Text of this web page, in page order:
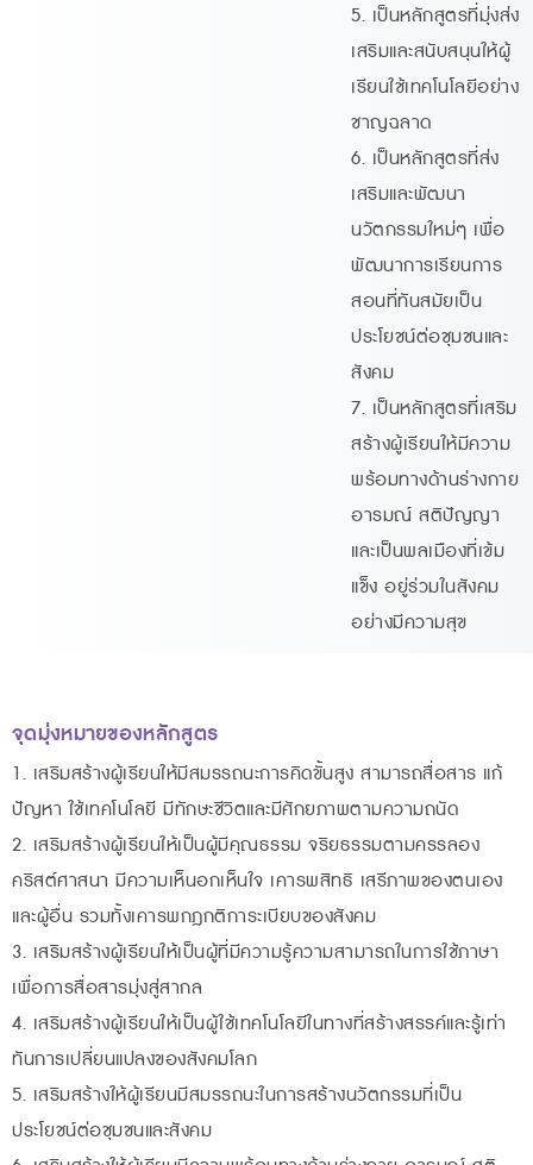
5. เป็นหลักสูตรที่มุ่งส่ง
เสริมและสนับสนุนให้ผู้
เรียนใช้เทคโนโลยีอย่าง
ชาญฉลาด
6. เป็นหลักสูตรที่ส่ง
เสริมและพัฒนา
นวัตกรรมใหม่ๆ เพื่อ
พัฒนาการเรียนการ
สอนที่ทันสมัยเป็น
ประโยชน์ต่อชุมชนและ
สังคม
7. เป็นหลักสูตรที่เสริม
สร้างผู้เรียนให้มีความ
พร้อมทางด้านร่างกาย
อารมณ์ สติปัญญา
และเป็นพลเมืองที่เข้ม
แข็ง อยู่ร่วมในสังคม
อย่างมีความสุข
จุดมุ่งหมายของหลักสูตร
1. เสริมสร้างผู้เรียนให้มีสมรรถนะการคิดขั้นสูง สามารถสื่อสาร แก้
ปัญหา ใช้เทคโนโลยี มีทักษะชีวิตและมีศักยภาพตามความถนัด
2. เสริมสร้างผู้เรียนให้เป็นผู้มีคุณธรรม จริยธรรมตามครรลอง
คริสต์ศาสนา มีความเห็นอกเห็นใจ เคารพสิทธิ เสรีภาพของตนเอง
และผู้อื่น รวมทั้งเคารพกฎกติการะเบียบของสังคม
3. เสริมสร้างผู้เรียนให้เป็นผู้ที่มีความรู้ความสามารถในการใช้ภาษา
เพื่อการสื่อสารมุ่งสู่สากล
4. เสริมสร้างผู้เรียนให้เป็นผู้ใช้เทคโนโลยีในทางที่สร้างสรรค์และรู้เท่า
ทันการเปลี่ยนแปลงของสังคมโลก
5. เสริมสร้างให้ผู้เรียนมีสมรรถนะในการสร้างนวัตกรรมที่เป็น
ประโยชน์ต่อชุมชนและสังคม